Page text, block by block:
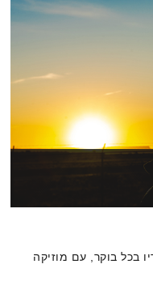
בכל בוקר, עם מוזיקה